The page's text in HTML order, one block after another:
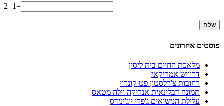
2+1=
פוסטים אחרונים
מלאכת החיים בית ליסין
דרוויש אמריקאי
רחובות צ'רלסטון פט קונרוי
תמונה דבלינאית אנריקה וילה מטאס
עלילת הנישואים ג'פרי יוג'ינידס